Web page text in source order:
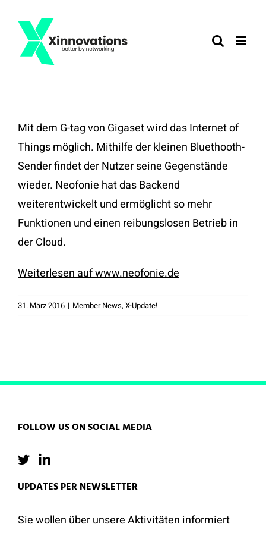
Inhalt
springen
Mit dem G-tag von Gigaset wird das Internet of
Things möglich. Mithilfe der kleinen Bluethooth-
Sender findet der Nutzer seine Gegenstände
wieder. Neofonie hat das Backend
weiterentwickelt und ermöglicht so mehr
Funktionen und einen reibungslosen Betrieb in
der Cloud.
Weiterlesen auf www.neofonie.de
31. März 2016 | Member News, X-Update!
FOLLOW US ON SOCIAL MEDIA
UPDATES PER NEWSLETTER
Sie wollen über unsere Aktivitäten informiert